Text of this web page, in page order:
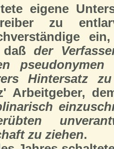
eigene
zu
daßder
Hintersatz
Arbeitgeber,
zu ziehen.